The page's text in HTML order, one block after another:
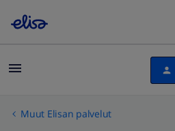
Muut Elisan palvelut